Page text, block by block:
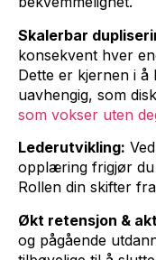
Skalerbar
konsekvent hver
Dette er kjernen i å
uavhengig, som
som vokser uten
Lederutvikling:
opplæring frigjør du
Rollen din skifter
Økt retensjon &
og pågående